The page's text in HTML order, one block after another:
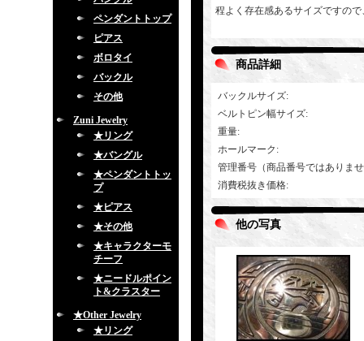
ペンダントトップ
ピアス
ボロタイ
バックル
その他
Zuni Jewelry
★リング
★バングル
★ペンダントトッ
プ
★ピアス
★その他
★キャラクターモ
チーフ
★ニードルポイン
ト&クラスター
★Other Jewelry
★リング
程よく存在感あるサイズですの
商品詳細
バックルサイズ:
ベルトピン幅サイズ:
重量:
ホールマーク :
管理番号（商品番号ではありま
消費税抜き価格:
他の写真